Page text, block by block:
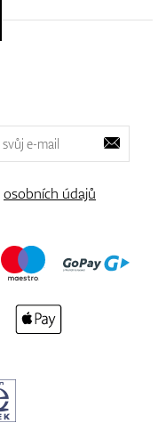
osobních údajů